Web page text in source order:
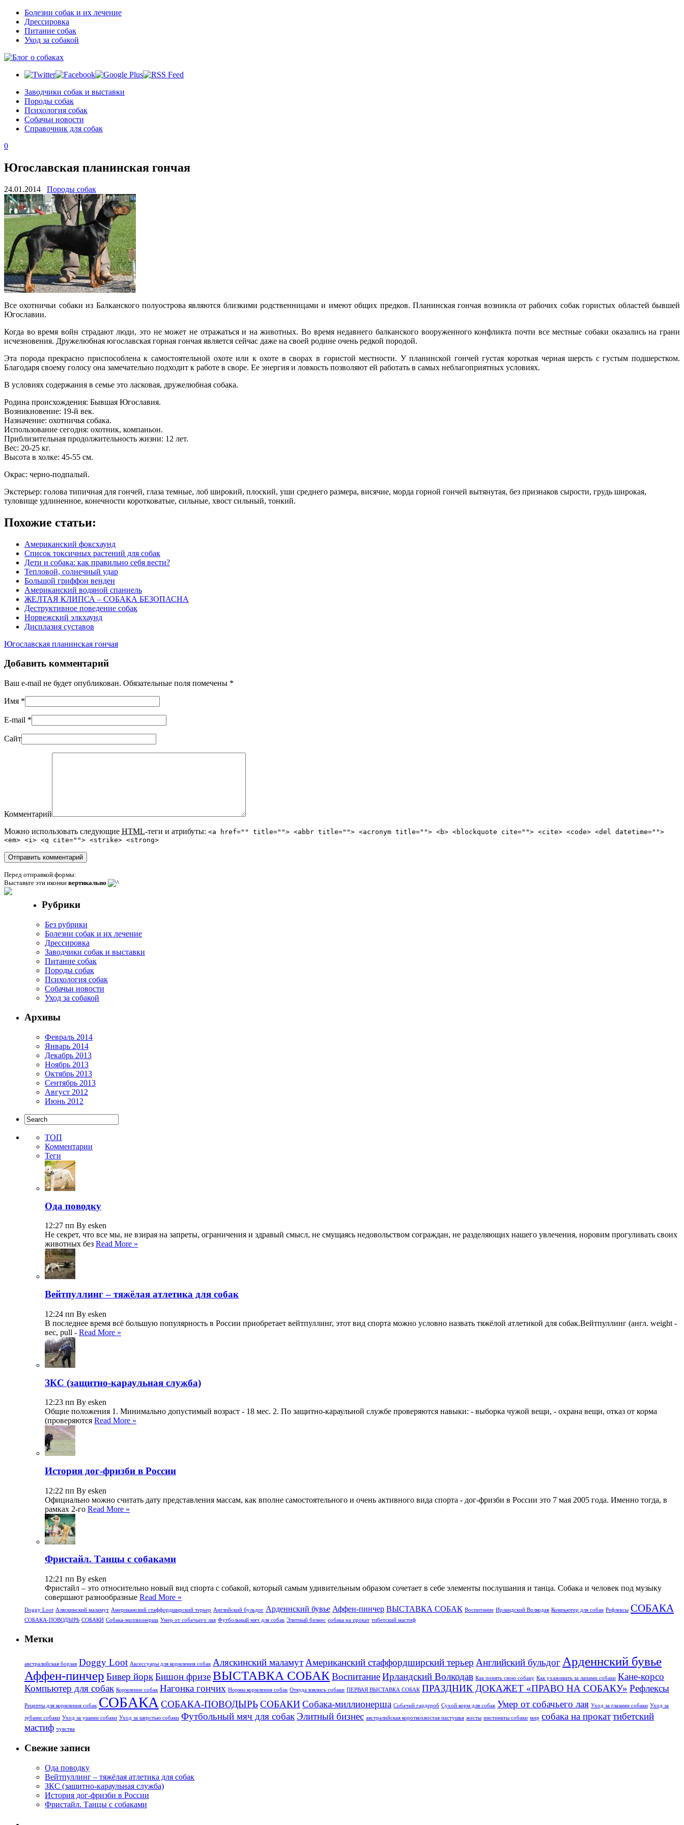
Болезни собак и их лечение
Дрессировка
Питание собак
Уход за собакой
Заводчики собак и выставки
Породы собак
Психология собак
Собачьи новости
Справочник для собак
0
Югославская планинская гончая
24.01.2014 Породы собак
Все охотничьи собаки из Балканского полуострова являются близкими родственницами и имеют общих предков. Планинская гончая возникла от рабочих собак гористых областей бывшей
Югославии.
Когда во время войн страдают люди, это не может не отражаться и на животных. Во время недавнего балканского вооруженного конфликта почти все местные собаки оказались на грани
исчезновения. Дружелюбная югославская горная гончая является сейчас даже на своей родине очень редкой породой.
Эта порода прекрасно приспособлена к самостоятельной охоте или к охоте в сворах в гористой местности. У планинской гончей густая короткая черная шерсть с густым подшерстком.
Благодаря своему голосу она замечательно подходит к работе в своре. Ее энергия и ловкость позволяют ей работать в самых неблагоприятных условиях.
В условиях содержания в семье это ласковая, дружелюбная собака.
Родина происхождения: Бывшая Югославия.
Возникновение: 19-й век.
Назначение: охотничья собака.
Использование сегодня: охотник, компаньон.
Приблизительная продолжительность жизни: 12 лет.
Вес: 20-25 кг.
Высота в холке: 45-55 см.
Окрас: черно-подпалый.
Экстерьер: голова типичная для гончей, глаза темные, лоб широкий, плоский, уши среднего размера, висячие, морда горной гончей вытянутая, без признаков сырости, грудь широкая,
туловище удлиненное, конечности коротковатые, сильные, хвост сильный, тонкий.
Похожие статьи:
Американский фоксхаунд
Список токсичных растений для собак
Дети и собака: как правильно себя вести?
Тепловой, солнечный удар
Большой гриффон венден
Американский водяной спаниель
ЖЕЛТАЯ КЛИПСА – СОБАКА БЕЗОПАСНА
Деструктивное поведение собак
Норвежский элкхаунд
Дисплазия суставов
Югославская планинская гончая
Добавить комментарий
Ваш e-mail не будет опубликован. Обязательные поля помечены *
Имя *
E-mail *
Сайт
Комментарий
Можно использовать следующие HTML-теги и атрибуты: <a href="" title=""> <abbr title=""> <acronym title=""> <b> <blockquote cite=""> <cite> <code> <del datetime="">
<em> <i> <q cite=""> <strike> <strong>
Перед отправкой формы:
Выставьте эти иконки вертикально
Рубрики
Без рубрики
Болезни собак и их лечение
Дрессировка
Заводчики собак и выставки
Питание собак
Породы собак
Психология собак
Собачьи новости
Уход за собакой
Архивы
Февраль 2014
Январь 2014
Декабрь 2013
Ноябрь 2013
Октябрь 2013
Сентябрь 2013
Август 2012
Июнь 2012
ТОП
Комментарии
Теги
Ода поводку
12:27 пп By esken
Не секрет, что все мы, не взирая на запреты, ограничения и здравый смысл, не смущаясь недовольством сограждан, не разделяющих нашего увлечения, норовим прогуливать своих
животных без Read More »
Вейтпуллинг – тяжёлая атлетика для собак
12:24 пп By esken
В последнее время всё большую популярность в России приобретает вейтпуллинг, этот вид спорта можно условно назвать тяжёлой атлетикой для собак.Вейтпуллинг (англ. weight -
вес, pull - Read More »
ЗКС (защитно-караульная служба)
12:23 пп By esken
Общие положения 1. Минимально допустимый возраст - 18 мес. 2. По защитно-караульной службе проверяются навыки: - выборка чужой вещи, - охрана вещи, отказ от корма
(проверяются Read More »
История дог-фризби в России
12:22 пп By esken
Официально можно считать дату представления массам, как вполне самостоятельного и очень активного вида спорта - дог-фризби в России это 7 мая 2005 года. Именно тогда, в
рамках 2-го Read More »
Фристайл. Танцы с собаками
12:21 пп By esken
Фристайл – это относительно новый вид спорта с собакой, который самым удивительным образом сочетает в себе элементы послушания и танца. Собака и человек под музыку
совершают разнообразные Read More »
Doggy Loot Аляскинский маламут Американский стаффордширский терьер Английский бульдог Арденнский бувье Аффен-пинчер ВЫСТАВКА СОБАК Воспитание Ирландский Волкодав Компьютер для собак Рефлексы СОБАКА
СОБАКА-ПОВОДЫРЬ СОБАКИ Собака-миллионерша Умер от собачьего лая Футбольный мяч для собак Элитный бизнес собака на прокат тибетский мастиф
Метки
aвстралийская борзая Doggy Loot Аксессуары для кормления собак Аляскинский маламут Американский стаффордширский терьер Английский бульдог Арденнский бувье
Аффен-пинчер Бивер йоркБишон фризеВЫСТАВКА СОБАК ВоспитаниеИрландский Волкодав Как понять свою собаку Как ухаживать за лапами собаки Кане-корсо
Компьютер для собак Кормление собак Нагонка гончих Нормы кормления собак Откуда взялись собаки ПЕРВАЯ ВЫСТАВКА СОБАК ПРАЗДНИК ДОКАЖЕТ «ПРАВО НА СОБАКУ» Рефлексы
Рецепты для кормления собак СОБАКА СОБАКА-ПОВОДЫРЬСОБАКИ Собака-миллионерша Собачий гардероб Сухой корм для собак Умер от собачьего лая Уход за глазами собаки Уход за
зубами собаки Уход за ушами собаки Уход за шерстью собаки Футбольный мяч для собак Элитный бизнес австралийская короткохвостая пастушья жесты инстинкты собаки мир собака на прокаттибетский
мастиф чувства
Свежие записи
Ода поводку
Вейтпуллинг – тяжёлая атлетика для собак
ЗКС (защитно-караульная служба)
История дог-фризби в России
Фристайл. Танцы с собаками